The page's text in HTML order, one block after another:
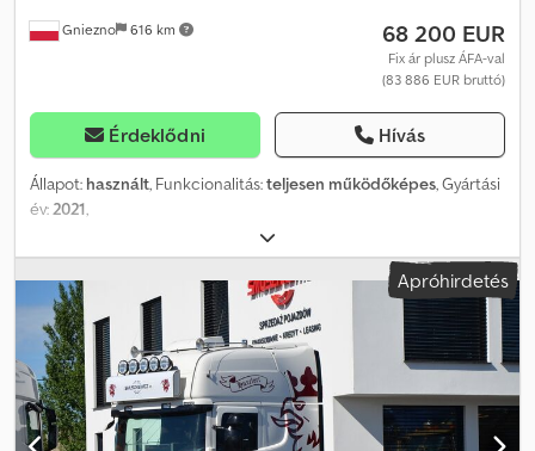
Gniezno 616 km 68 200 EUR
Fix ár plusz ÁFA-val
(83 886 EUR bruttó)
Érdeklődni Hívás
Állapot: használt, Funkcionalitás:teljesen működőképes, Gyártási
év: 2021
Apróhirdetés